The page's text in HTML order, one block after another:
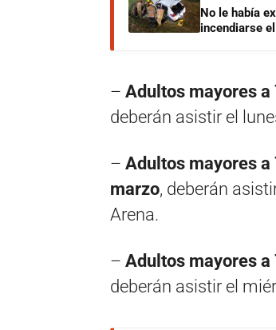
No le había
incendiarse
– Adultos mayores
deberán asistir el
– Adultos mayores a
marzo, deberán
Arena.
– Adultos mayores
deberán asistir el